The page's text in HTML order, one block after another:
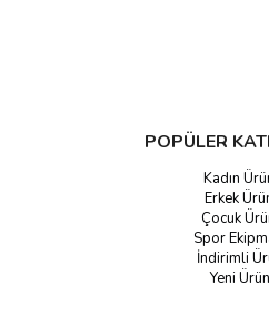
POPÜLER
Kadın
Erkek
Çocuk
Spor
İndirimli
Yeni